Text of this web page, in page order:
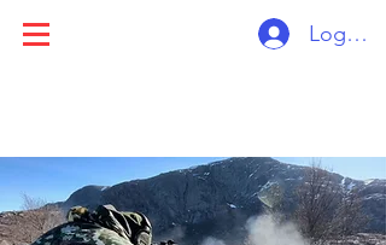
Log ind